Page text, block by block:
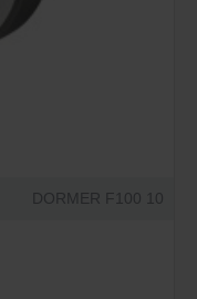
DORMER F100 10